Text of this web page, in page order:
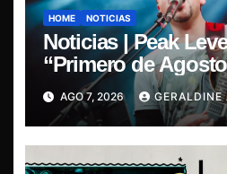
HOME NOTICIAS
Noticias | Peak
“Primero de
sonoro por el duelo
AGO 7, 2026 GERALDINE